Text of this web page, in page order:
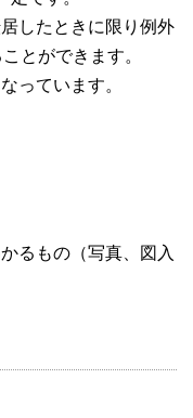
したときに限り例外
とができます。
っています。
るもの（写真、図入